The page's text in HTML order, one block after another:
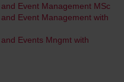
Event Management MSc
Event Management with
Events Mngmt with